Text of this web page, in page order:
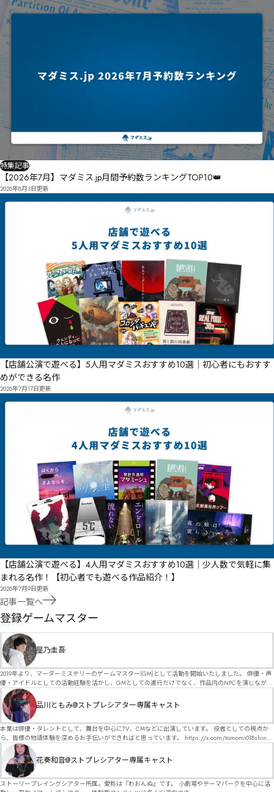
特集記事
【2026年7月】マダミス.jp月間予約数ランキングTOP10👑
2026年8月3日更新
【店舗公演で遊べる】5人用マダミスおすすめ10選｜初心者にもおすす
めができる名作
2026年7月17日更新
【店舗公演で遊べる】4人用マダミスおすすめ10選｜少人数で気軽に集
まれる名作！【初心者でも遊べる作品紹介！】
2026年7月9日更新
記事一覧へ
GM
登録ゲームマスター
星乃圭吾
2019年より、マーダーミステリーのゲームマスター(GM)として活動を開始いたしました。 俳優・声
優・アイドルとしての活動経験を活かし、GMとしての進行だけでなく、作品内のNPCを演じなが
ら、お客様に物語の世界へ入り込んでいただくような演出・サービスを得意としています。 自分自
身でも作品制作を行っているので、作家さんが作品に込めた想いや意図を大切にしながら、その作
品の魅力をお客様に届けられるような公演を心がけています。 参加してくださる皆様がどんなエン
ディングを迎えるのか、どんな物語が生まれるのかを想像しながら、公演を進めていく時間が本当
に大好きです！ 対応可能作品は、オフライン（対面）作品のみとなります。 得意分野をひとつ挙げ
るなら恋愛もの（恋愛要素を含むシナリオ）ですが、ファンタジー、デスゲーム、青春ものなど、
ジャンルを問わず幅広く対応可能です！お任せください！ 《所属団体・店舗》 ★ Lanbelysma -ラン
ビリズマ- (代表・制作・GM) ★ ストーリープレイングシアター (GM) ★ フィネガンズ ウェイク
(GM)
品川ともみ@ストプレシアター専属キャスト
本業は俳優・タレントとして、舞台を中心にTV、CMなどに出演しています。 役者としての視点か
ら、皆様の物語体験を深めるお手伝いができればと思っています。 https://x.com/tomomi018shin?
s=11 活動内容はSNSにて投稿しています。 SPT所属。 ストーリープレイングシアター「星詠みの
標」にてGMデビュー。 ボードゲーム×体感型演劇 イマーシブカフェ「コアクト」(不定期開催)出
演中。
花奏和音@ストプレシアター専属キャスト
ストーリープレイングシアター所属。愛称は『わおんぬ』です。 小劇場やテーマパークを中心に活